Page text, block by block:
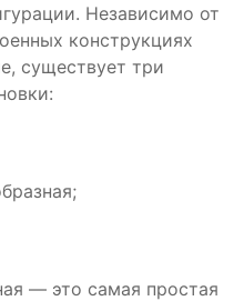
Независимо от
конструкциях
существует три
— это самая простая